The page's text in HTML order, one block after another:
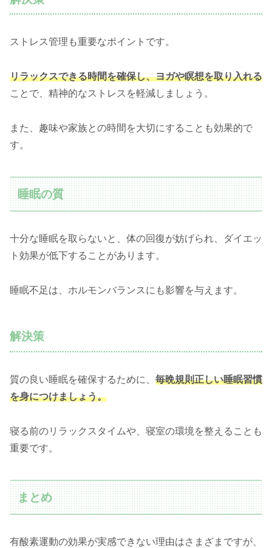
ストレス管理も重要なポイントです。
リラックスできる時間を確保し、ヨガや瞑想を取り入れる
ことで、精神的なストレスを軽減しましょう。
また、趣味や家族との時間を大切にすることも効果的で
す。
睡眠の質
十分な睡眠を取らないと、体の回復が妨げられ、ダイエッ
ト効果が低下することがあります。
睡眠不足は、ホルモンバランスにも影響を与えます。
解決策
質の良い睡眠を確保するために、 毎晩規則正しい睡眠習慣
を身につけましょう。
寝る前のリラックスタイムや、寝室の環境を整えることも
重要です。
まとめ
有酸素運動の効果が実感できない理由はさまざまですが、